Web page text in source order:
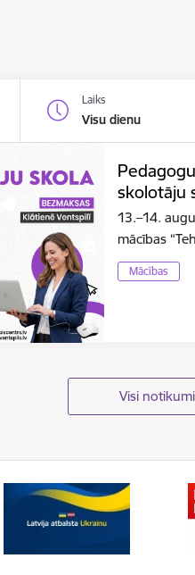
Laiks
Visu dienu
skolotāju
13.–14.
mācības
Mācības
Visi notikumi